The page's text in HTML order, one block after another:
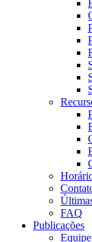
FAQ
Publicações
Equipe